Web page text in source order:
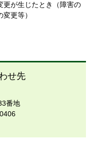
更が生じたとき（障害の
更等）
せ先
番地